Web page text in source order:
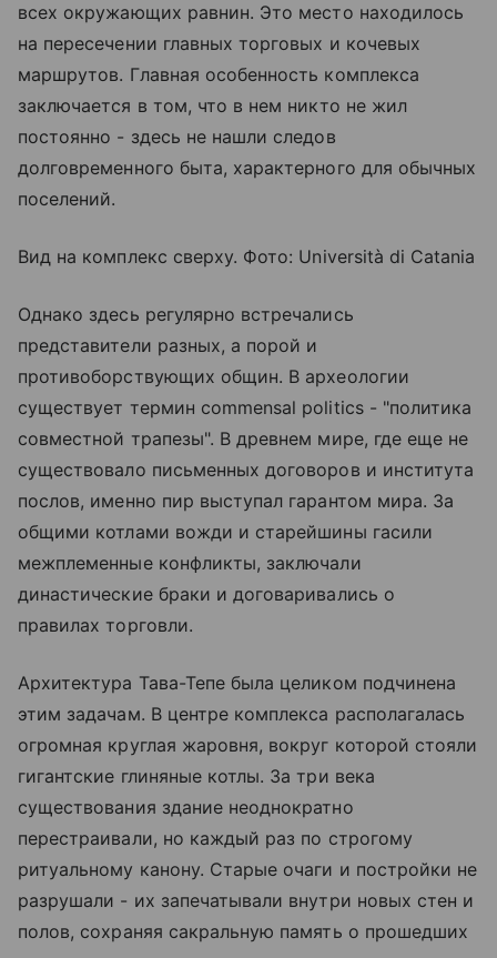
всех окружающих равнин. Это место находилось
на пересечении главных торговых и кочевых
маршрутов. Главная особенность комплекса
заключается в том, что в нем никто не жил
постоянно - здесь не нашли следов
долговременного быта, характерного для обычных
поселений.
Вид на комплекс сверху. Фото: Università di Catania
Однако здесь регулярно встречались
представители разных, а порой и
противоборствующих общин. В археологии
существует термин commensal politics - "политика
совместной трапезы". В древнем мире, где еще не
существовало письменных договоров и института
послов, именно пир выступал гарантом мира. За
общими котлами вожди и старейшины гасили
межплеменные конфликты, заключали
династические браки и договаривались о
правилах торговли.
Архитектура Тава-Тепе была целиком подчинена
этим задачам. В центре комплекса располагалась
огромная круглая жаровня, вокруг которой стояли
гигантские глиняные котлы. За три века
существования здание неоднократно
перестраивали, но каждый раз по строгому
ритуальному канону. Старые очаги и постройки не
разрушали - их запечатывали внутри новых стен и
полов, сохраняя сакральную память о прошедших